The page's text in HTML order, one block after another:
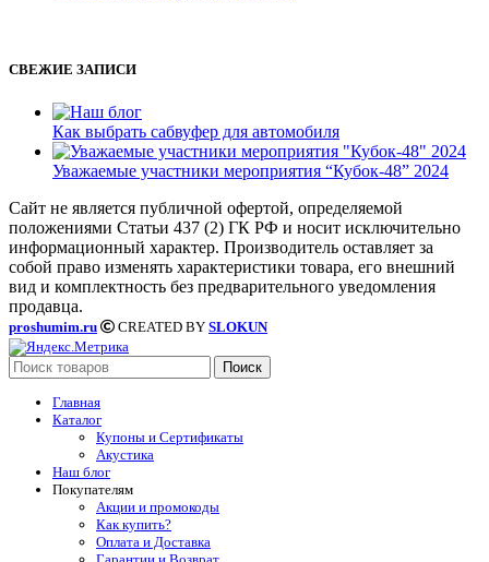
СВЕЖИЕ ЗАПИСИ
Как выбрать сабвуфер для автомобиля
Уважаемые участники мероприятия “Кубок-48” 2024
Сайт не является публичной офертой, определяемой
положениями Статьи 437 (2) ГК РФ и носит исключительно
информационный характер. Производитель оставляет за
собой право изменять характеристики товара, его внешний
вид и комплектность без предварительного уведомления
продавца.
proshumim.ru CREATED BY SLOKUN
Поиск
Главная
Каталог
Купоны и Сертификаты
Акустика
Наш блог
Покупателям
Акции и промокоды
Как купить?
Оплата и Доставка